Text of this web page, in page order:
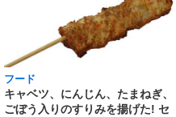
フード
キャベツ、にんじん、たまねぎ、
ごぼう入りのすりみを揚げた! セ